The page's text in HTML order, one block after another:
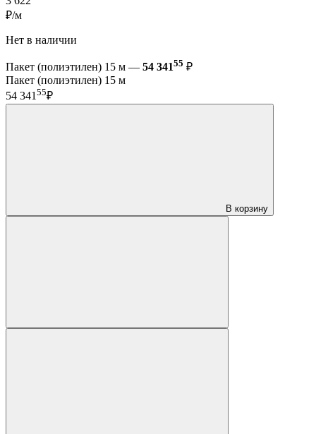
₽/м
Нет в наличии
Пакет (полиэтилен) 15 м — 54 34155 ₽
Пакет (полиэтилен) 15 м
54 34155₽
В корзину